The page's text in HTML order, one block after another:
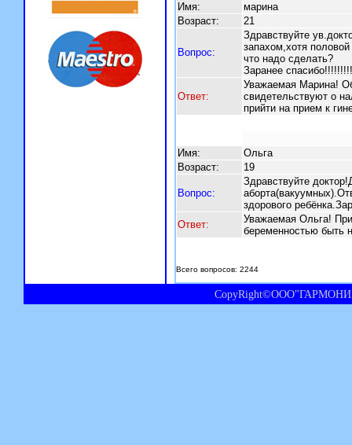
Имя:
марина
Возраст:
21
Вопрос:
Здравствуйте
запахом,хотя
что надо сделать?
Заранее
Ответ:
Уважаемая Марина!
свидетельствуют о
прийти на прием к
Имя:
Ольга
Возраст:
19
Вопрос:
Здравствуйте
здорового
Ответ:
Уважаемая Ольга!
беременностью быть
Всего вопросов: 2244